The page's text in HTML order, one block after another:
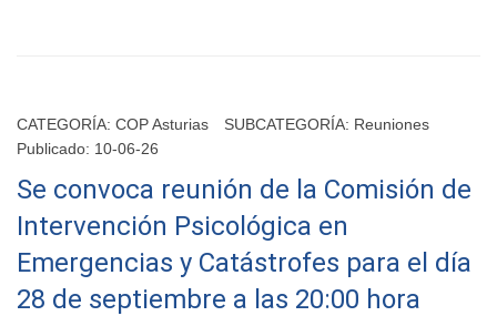
CATEGORÍA: COP Asturias SUBCATEGORÍA: Reuniones
Publicado: 10-06-26
Se convoca reunión de la Comisión de
Intervención Psicológica en
Emergencias y Catástrofes para el día
28 de septiembre a las 20:00 hora